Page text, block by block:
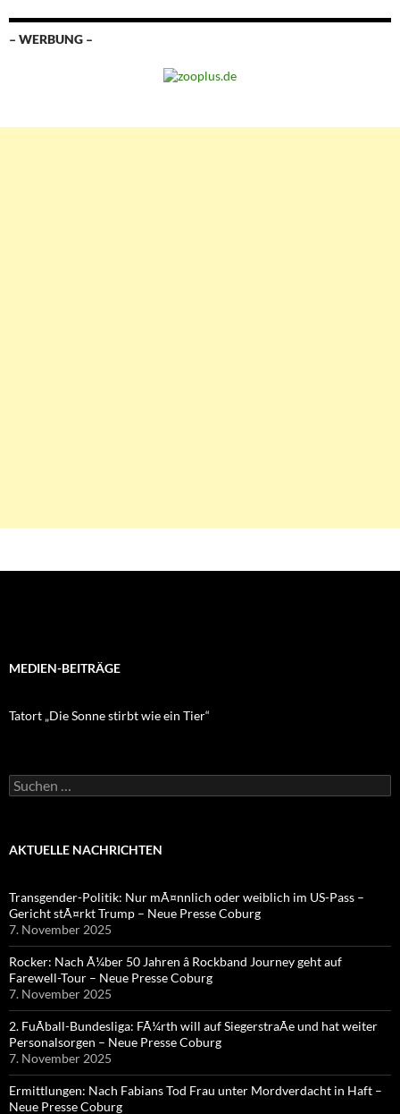
– WERBUNG –
MEDIEN-BEITRÄGE
Tatort „Die Sonne stirbt wie ein Tier“
Suchen
nach:
AKTUELLE NACHRICHTEN
Transgender-Politik: Nur mÃ¤nnlich oder weiblich im US-Pass –
Gericht stÃ¤rkt Trump – Neue Presse Coburg
7. November 2025
Rocker: Nach Ã¼ber 50 Jahren â Rockband Journey geht auf
Farewell-Tour – Neue Presse Coburg
7. November 2025
2. FuÃball-Bundesliga: FÃ¼rth will auf SiegerstraÃe und hat weiter
Personalsorgen – Neue Presse Coburg
7. November 2025
Ermittlungen: Nach Fabians Tod Frau unter Mordverdacht in Haft –
Neue Presse Coburg